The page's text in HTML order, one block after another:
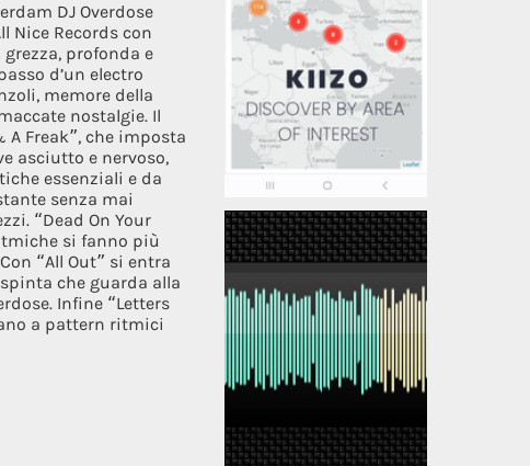
DJ Overdose
Nice Records con
profonda e
d’un electro
memore della
nostalgie. Il
A Freak”, che imposta
asciutto e nervoso,
essenziali e da
senza mai
“Dead On Your
si fanno più
“All Out” si entra
che guarda alla
Infine “Letters
a pattern ritmici